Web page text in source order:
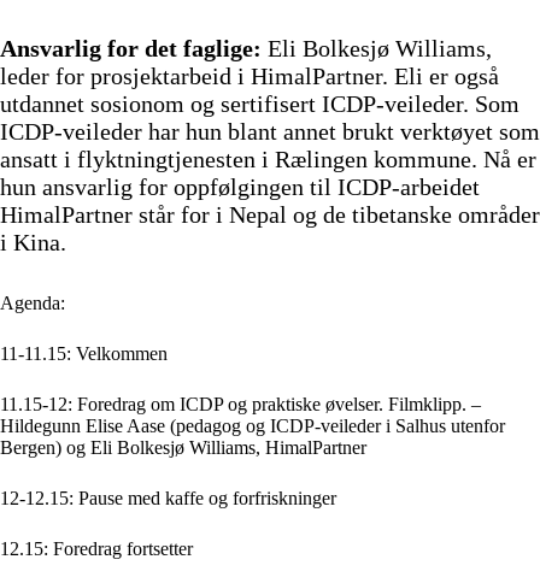
Ansvarlig for det faglige: Eli Bolkesjø Williams,
leder for prosjektarbeid i HimalPartner. Eli er også
utdannet sosionom og sertifisert ICDP-veileder. Som
ICDP-veileder har hun blant annet brukt verktøyet som
ansatt i flyktningtjenesten i Rælingen kommune. Nå er
hun ansvarlig for oppfølgingen til ICDP-arbeidet
HimalPartner står for i Nepal og de tibetanske områder
i Kina.
Agenda:
11-11.15: Velkommen
11.15-12: Foredrag om ICDP og praktiske øvelser. Filmklipp. –
Hildegunn Elise Aase (pedagog og ICDP-veileder i Salhus utenfor
Bergen) og Eli Bolkesjø Williams, HimalPartner
12-12.15: Pause med kaffe og forfriskninger
12.15: Foredrag fortsetter